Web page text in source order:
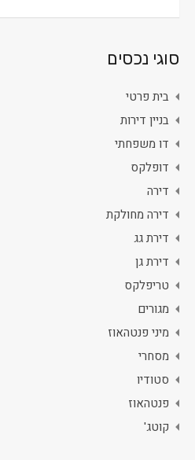
סוגי נכסים
בית פרטי
בניין דירות
דו משפחתי
דופלקס
דירה
דירה מחולקת
דירת גג
דירת גן
טריפלקס
מגורים
מיני פנטהאוז
מסחרי
סטודיו
פנטהאוז
קוטג'